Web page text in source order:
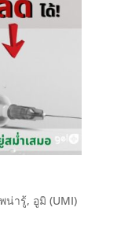
น่ารู้, อูมิ (UMI)